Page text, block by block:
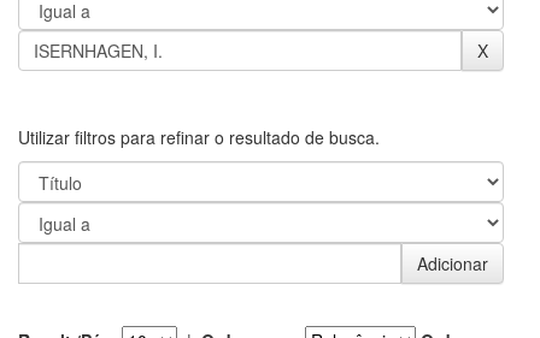
Utilizar filtros para refinar o resultado de busca.